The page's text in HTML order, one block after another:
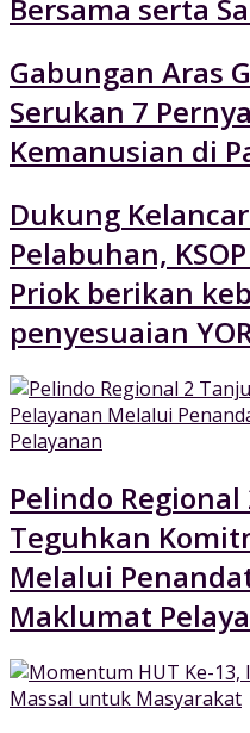
Bersama serta
Gabungan Aras
Serukan 7
Kemanusian di
Dukung
Pelabuhan,
Priok berikan
penyesuaian
Pelindo
Teguhkan
Melalui
Maklumat